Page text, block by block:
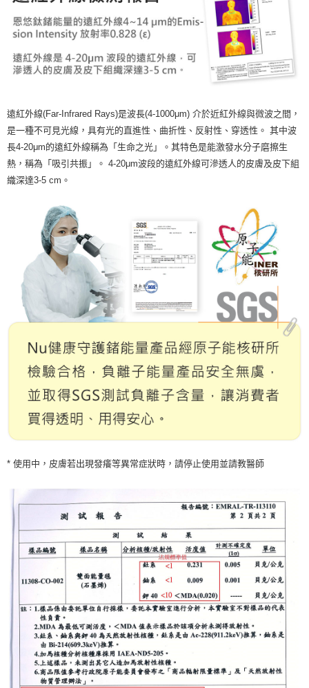
遠紅外線(Far-Infrared Rays)是波長(4-1000μm) 介於近紅外線與微波之間，
是一種不可見光線，具有光的直進性、曲折性、反射性、穿透性。 其中波
長4-20μm的遠紅外線稱為「生命之光」。其特色是能激發水分子磨擦生
熱，稱為「吸引共振」。 4-20μm波段的遠紅外線可滲透人的皮膚及皮下組
織深達3-5 cm。
* 使用中，皮膚若出現發癢等異常症狀時，請停止使用並請教醫師